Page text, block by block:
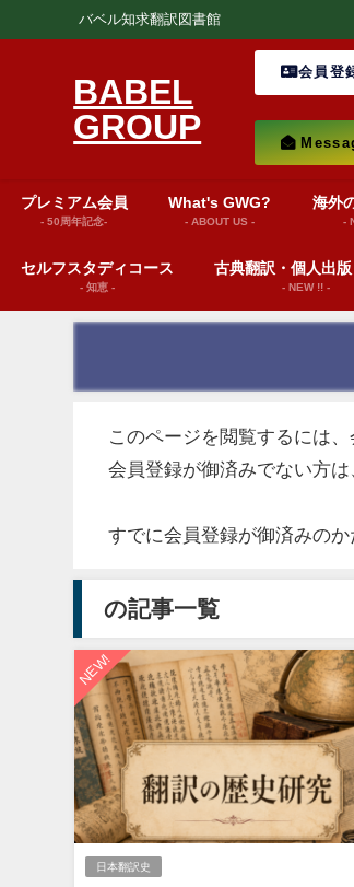
バベル知求翻訳図書館
BABEL
GROUP
会員登
プレミアム会員
- 50周年記念-
What's GWG?
- ABOUT US -
海外
-
セルフスタディコース
- 知恵 -
古典翻訳・個人出
- NEW !! -
このページを閲覧するには、
会員登録が御済みでない方は
すでに会員登録が御済みのか
の記事一覧
NEW!
日本翻訳史